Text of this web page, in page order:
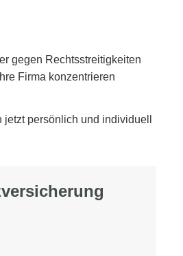
gegen Rechtsstreitigkeiten
Firma konzentrieren
persönlich und individuell